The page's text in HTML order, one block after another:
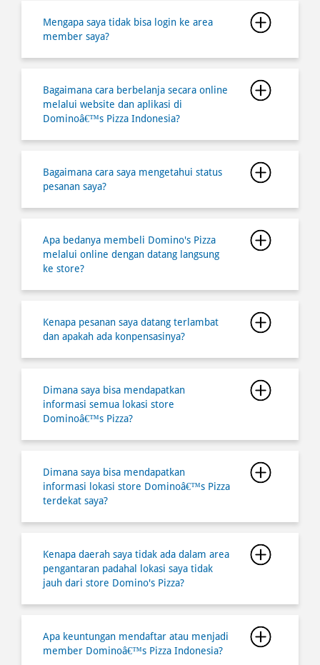
Mengapa saya tidak bisa login ke area
member saya?
Bagaimana cara berbelanja secara online
melalui website dan aplikasi di
Dominoâ€™s Pizza Indonesia?
Bagaimana cara saya mengetahui status
pesanan saya?
Apa bedanya membeli Domino's Pizza
melalui online dengan datang langsung
ke store?
Kenapa pesanan saya datang terlambat
dan apakah ada konpensasinya?
Dimana saya bisa mendapatkan
informasi semua lokasi store
Dominoâ€™s Pizza?
Dimana saya bisa mendapatkan
informasi lokasi store Dominoâ€™s Pizza
terdekat saya?
Kenapa daerah saya tidak ada dalam area
pengantaran padahal lokasi saya tidak
jauh dari store Domino's Pizza?
Apa keuntungan mendaftar atau menjadi
member Dominoâ€™s Pizza Indonesia?